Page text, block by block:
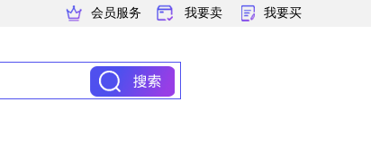
会员服务 我要卖 我要买